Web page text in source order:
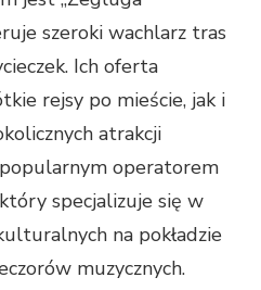
szeroki wachlarz tras
Ich oferta
rejsy po mieście, jak i
atrakcji
operatorem
który specjalizuje się w
na pokładzie
muzycznych.